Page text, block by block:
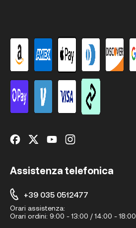
Assistenza telefonica
+39 035 0512477
Orari assistenza:
Orari ordini: 9:00 - 13:00 / 14:00 - 18:00